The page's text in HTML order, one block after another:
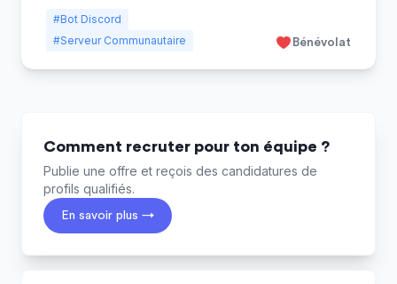
#Bot Discord
#Serveur Communautaire
Bénévolat
Comment recruter pour ton équipe ?
Publie une offre et reçois des candidatures de
profils qualifiés.
En savoir plus →